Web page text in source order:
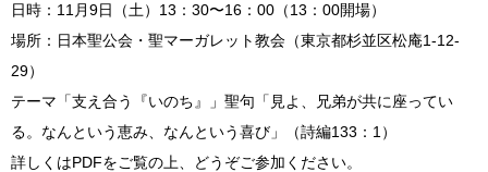
日時：11月9日（土）13：30〜16：00（13：00開場）
場所：日本聖公会・聖マーガレット教会（東京都杉並区松庵1-12-
29）
テーマ「支え合う『いのち』」聖句「見よ、兄弟が共に座ってい
る。なんという恵み、なんという喜び」（詩編133：1）
詳しくはPDFをご覧の上、どうぞご参加ください。